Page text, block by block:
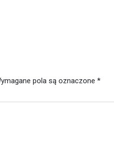
pola są oznaczone *